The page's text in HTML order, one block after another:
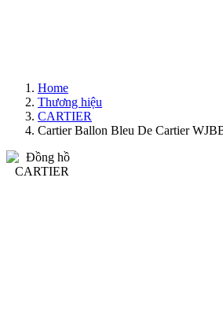
Home
Thương hiệu
CARTIER
Cartier Ballon Bleu De Cartier